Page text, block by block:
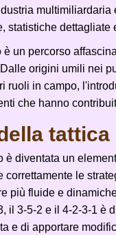
statistiche
è un percorso
origini umili nei
ruoli in campo,
che hanno
è diventata un
correttamente le
più fluide e
il 3-5-2 e il 4-2-3-1 è
e di apportare